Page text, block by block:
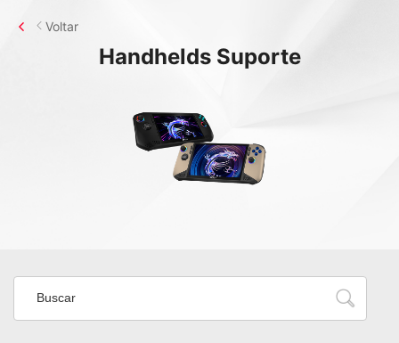
HandheldsSuporte
Voltar